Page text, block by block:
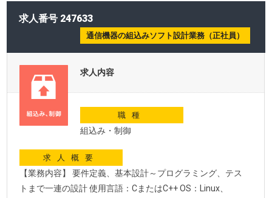
求人番号 247633
通信機器の組込みソフト設計業務（正社員）
求人内容
職種
組込み・制御
求人概要
【業務内容】 要件定義、基本設計～プログラミング、テス
トまで一連の設計 使用言語：CまたはC++ OS：Linux、